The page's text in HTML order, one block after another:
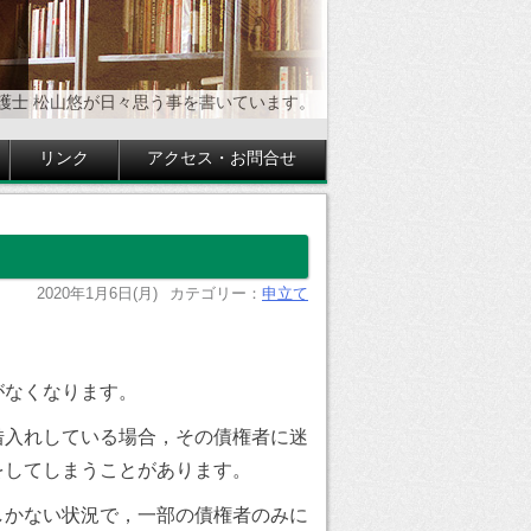
士 松山悠が日々思う事を書いています。
リンク アクセス・お問合せ
2020年1月6日(月) カテゴリー： 申立て
くなります。
れしている場合，その債権者に迷
てしまうことがあります。
ない状況で，一部の債権者のみに